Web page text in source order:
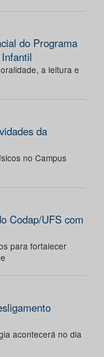
do Programa
a leitura e
da
no Campus
Codap/UFS com
para fortalecer
acontecerá no dia